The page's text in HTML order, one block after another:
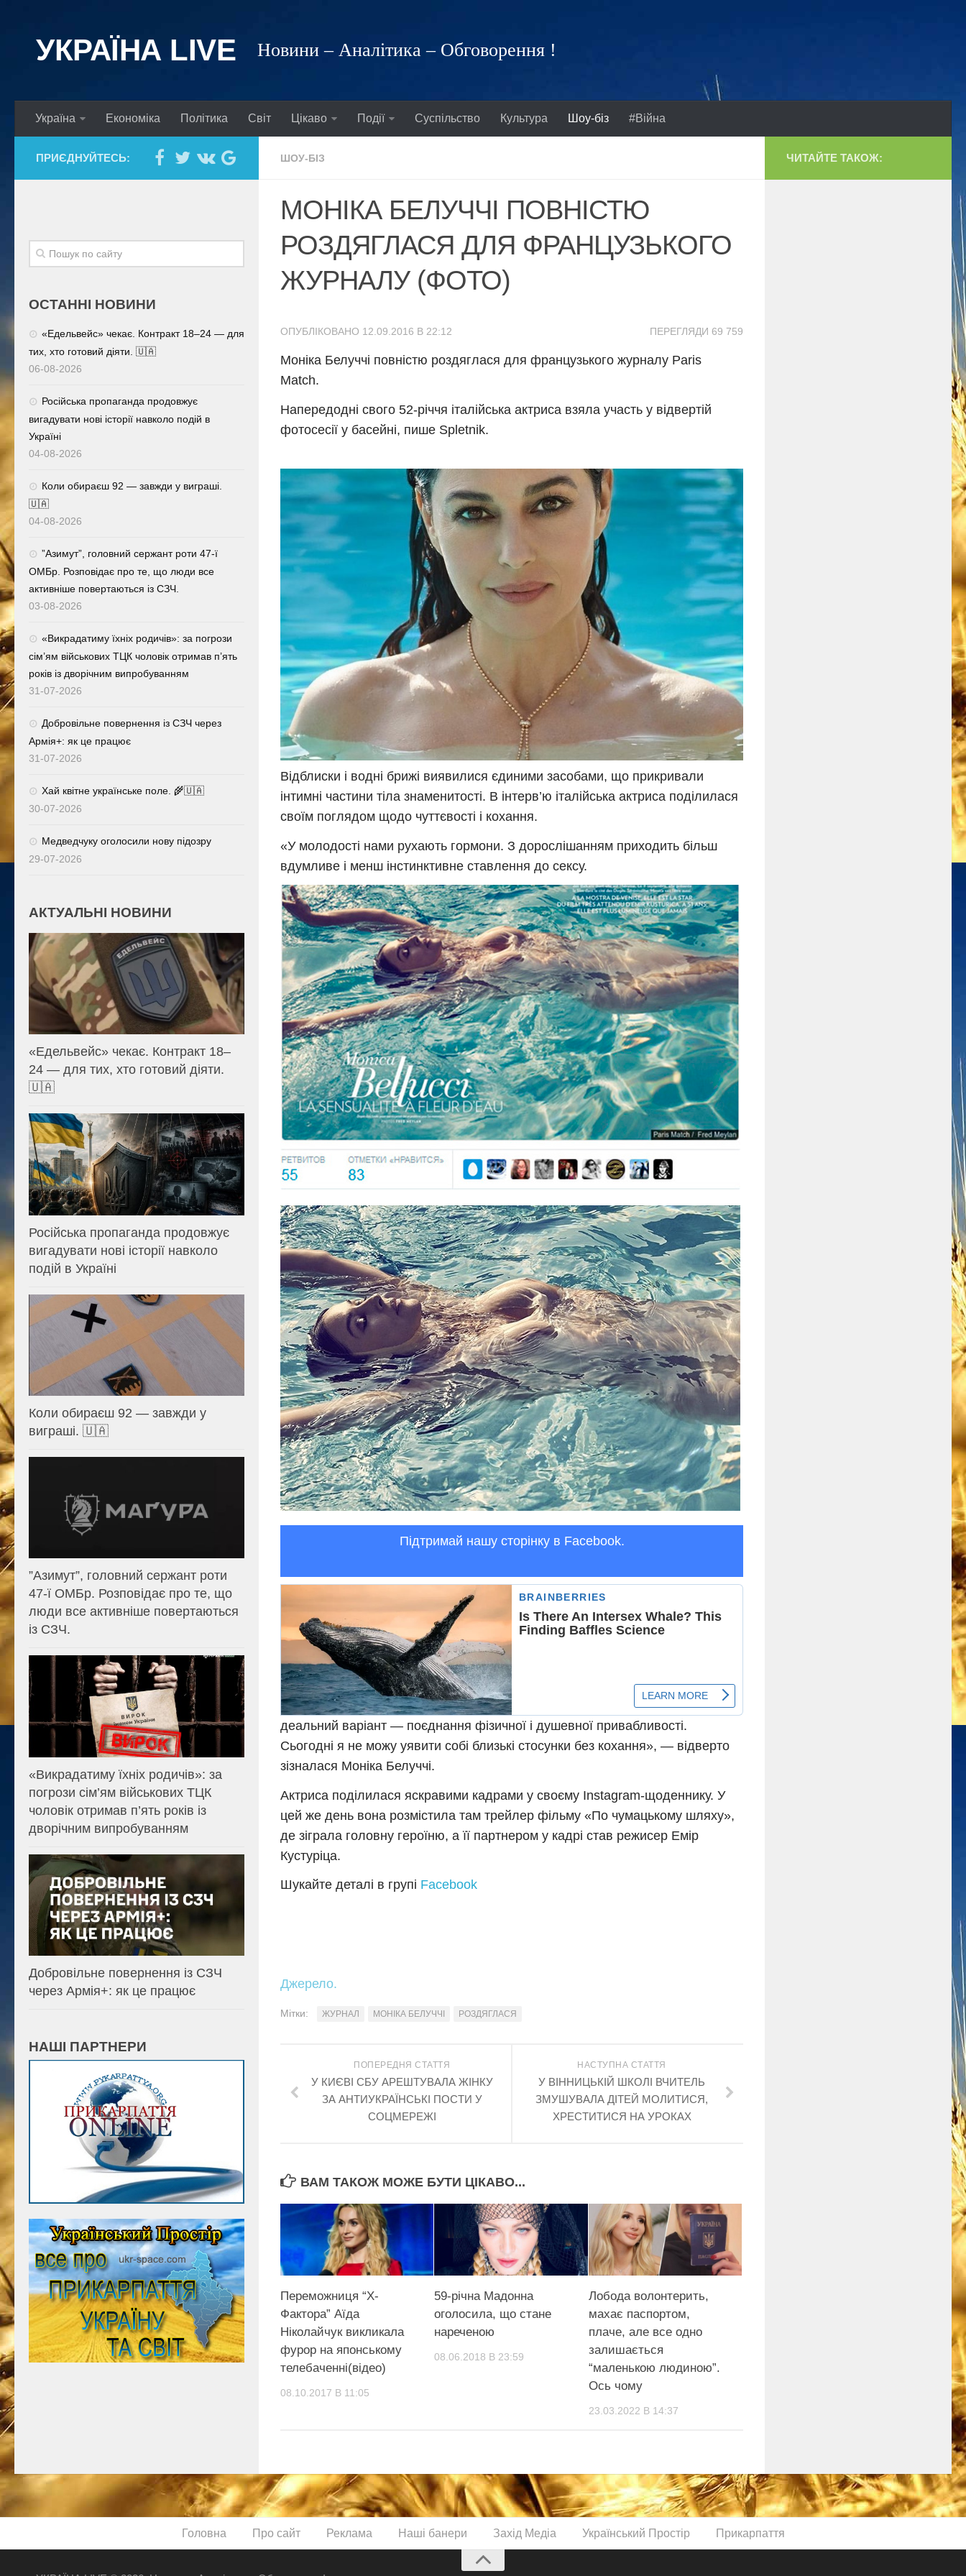
УКРАЇНА LIVE Новини – Аналітика – Обговорення !
Україна Економіка Політика Світ Цікаво Події Суспільство Культура Шоу-біз #Війна
ШОУ-БІЗ
МОНІКА БЕЛУЧЧІ ПОВНІСТЮ
РОЗДЯГЛАСЯ ДЛЯ ФРАНЦУЗЬКОГО
ЖУРНАЛУ (ФОТО)
ПЕРЕГЛЯДИ 69 759
ОПУБЛІКОВАНО 12.09.2016 В 22:12
Моніка Белуччі повністю роздяглася для французького журналу Paris
Match.
Напередодні свого 52-річчя італійська актриса взяла участь у відвертій
фотосесії у басейні, пише Spletnik.
Відблиски і водні брижі виявилися єдиними засобами, що прикривали
інтимні частини тіла знаменитості. В інтерв’ю італійська актриса поділилася
своїм поглядом щодо чуттєвості і кохання.
«У молодості нами рухають гормони. З дорослішанням приходить більш
вдумливе і менш інстинктивне ставлення до сексу.
Підтримай нашу сторінку в Facebook.
деальний варіант — поєднання фізичної і душевної привабливості.
Сьогодні я не можу уявити собі близькі стосунки без кохання», — відверто
зізналася Моніка Белуччі.
Актриса поділилася яскравими кадрами у своєму Instagram-щоденнику. У
цей же день вона розмістила там трейлер фільму «По чумацькому шляху»,
де зіграла головну героїню, а її партнером у кадрі став режисер Емір
Кустуріца.
Шукайте деталі в групі Facebook
Джерело.
Мітки: ЖУРНАЛ МОНІКА БЕЛУЧЧІ РОЗДЯГЛАСЯ
НАСТУПНА СТАТТЯ
У ВІННИЦЬКІЙ ШКОЛІ ВЧИТЕЛЬ
ЗМУШУВАЛА ДІТЕЙ МОЛИТИСЯ,
ХРЕСТИТИСЯ НА УРОКАХ
ПОПЕРЕДНЯ СТАТТЯ
У КИЄВІ СБУ АРЕШТУВАЛА ЖІНКУ
ЗА АНТИУКРАЇНСЬКІ ПОСТИ У
СОЦМЕРЕЖІ
ВАМ ТАКОЖ МОЖЕ БУТИ ЦІКАВО...
Переможниця “Х-
Фактора” Аїда
Ніколайчук викликала
фурор на японському
телебаченні(відео)
08.10.2017 В 11:05
59-річна Мадонна
оголосила, що стане
нареченою
08.06.2018 В 23:59
Лобода волонтерить,
махає паспортом,
плаче, але все одно
залишається
“маленькою людиною”.
Ось чому
23.03.2022 В 14:37
ПРИЄДНУЙТЕСЬ:
ОСТАННІ НОВИНИ
«Едельвейс» чекає. Контракт 18–24 — для
тих, хто готовий діяти. 🇺🇦
06-08-2026
Російська пропаганда продовжує
вигадувати нові історії навколо подій в
Україні
04-08-2026
Коли обираєш 92 — завжди у виграші.
🇺🇦
04-08-2026
⁨”Азимут”, головний сержант роти 47-ї
ОМБр. Розповідає про те, що люди все
активніше повертаються із СЗЧ.
03-08-2026
«Викрадатиму їхніх родичів»: за погрози
сім’ям військових ТЦК чоловік отримав п’ять
років із дворічним випробуванням
31-07-2026
Добровільне повернення із СЗЧ через
Армія+: як це працює
31-07-2026
Хай квітне українське поле. 🌾🇺🇦
30-07-2026
Медведчуку оголосили нову підозру
29-07-2026
АКТУАЛЬНІ НОВИНИ
«Едельвейс» чекає. Контракт 18–
24 — для тих, хто готовий діяти.
🇺🇦
Російська пропаганда продовжує
вигадувати нові історії навколо
подій в Україні
Коли обираєш 92 — завжди у
виграші. 🇺🇦
⁨”Азимут”, головний сержант роти
47-ї ОМБр. Розповідає про те, що
люди все активніше повертаються
із СЗЧ.
«Викрадатиму їхніх родичів»: за
погрози сім’ям військових ТЦК
чоловік отримав п’ять років із
дворічним випробуванням
Добровільне повернення із СЗЧ
через Армія+: як це працює
НАШІ ПАРТНЕРИ
ЧИТАЙТЕ ТАКОЖ:
Головна Про сайт Реклама Наші банери Захід Медіа Український Простір Прикарпаття